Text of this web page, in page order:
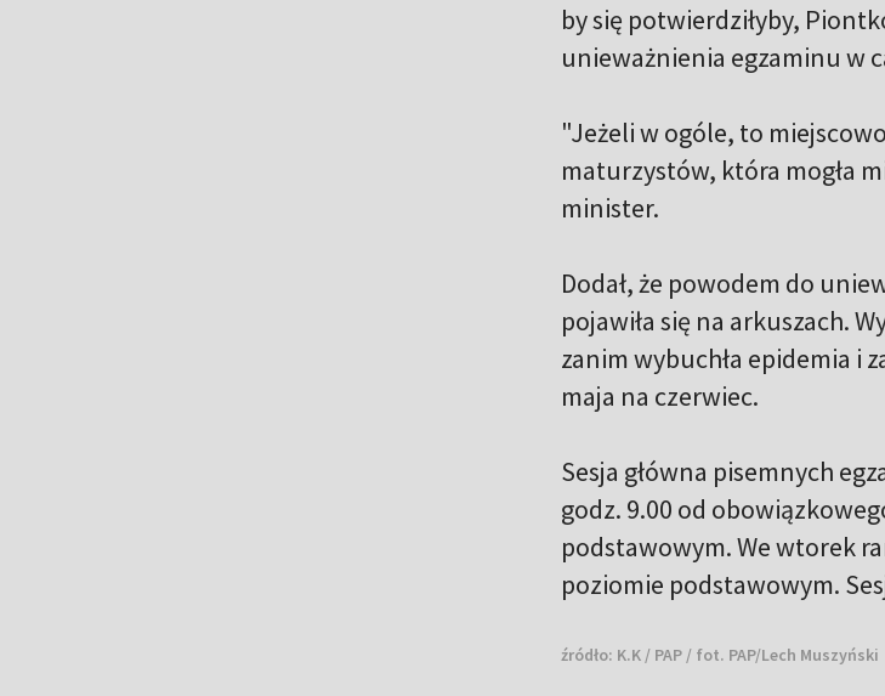
by się potwierdziłyby,
unieważnienia egzaminu w
"Jeżeli w ogóle, to
maturzystów, która mogła
minister.
Dodał, że powodem do
pojawiła się na arkuszach.
zanim wybuchła epidemia i
maja na czerwiec.
Sesja główna pisemnych
godz. 9.00 od
podstawowym. We wtorek
poziomie podstawowym.
źródło: K.K / PAP / fot. PAP/Lech Muszyński